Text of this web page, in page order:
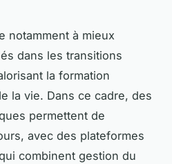
notamment à mieux
dans les transitions
la formation
la vie. Dans ce cadre, des
permettent de
avec des plateformes
combinent gestion du